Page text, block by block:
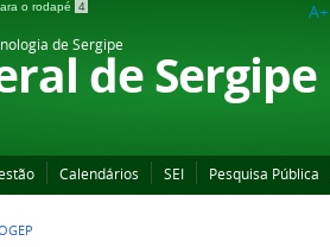
o rodapé 4 A+
de Sergipe
de Sergipe
Calendários SEI Pesquisa Pública